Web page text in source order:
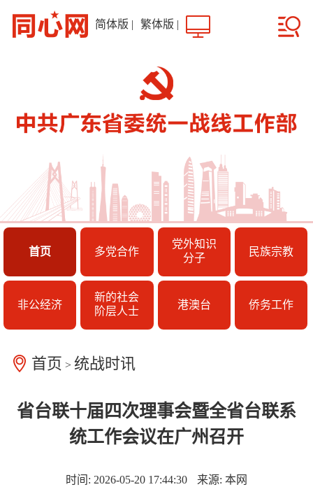
简体版 | 繁体版 |
首页 多党合作
党外知识
分子
民族宗教
非公经济
新的社会
阶层人士
港澳台 侨务工作
首页 >统战时讯
省台联十届四次理事会暨全省台联系
统工作会议在广州召开
时间: 2026-05-20 17:44:30 来源: 本网